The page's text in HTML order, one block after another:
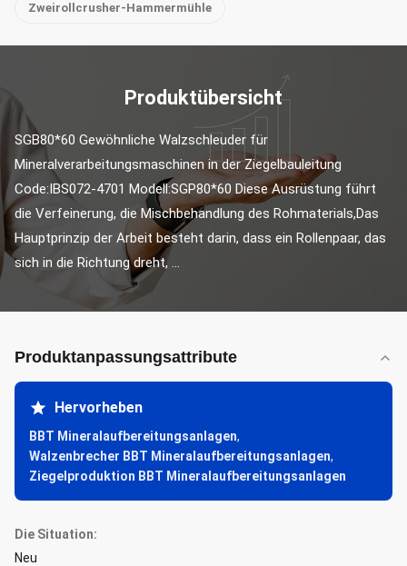
Zweirollcrusher-Hammermühle
Produktübersicht
SGB80*60 Gewöhnliche Walzschleuder für
Mineralverarbeitungsmaschinen in der Ziegelbauleitung
Code:IBS072-4701 Modell:SGP80*60 Diese Ausrüstung führt
die Verfeinerung, die Mischbehandlung des Rohmaterials,Das
Hauptprinzip der Arbeit besteht darin, dass ein Rollenpaar, das
sich in die Richtung dreht, ...
Produktanpassungsattribute
Hervorheben
BBT Mineralaufbereitungsanlagen,
Walzenbrecher BBT Mineralaufbereitungsanlagen,
Ziegelproduktion BBT Mineralaufbereitungsanlagen
Die Situation:
Neu